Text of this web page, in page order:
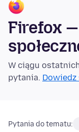
Firefox
W ciągu
pytania. Dowiedz
Pytania do tematu: